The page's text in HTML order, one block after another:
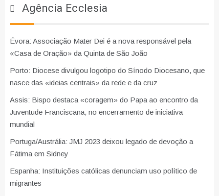
Agência Ecclesia
Évora: Associação Mater Dei é a nova responsável pela
«Casa de Oração» da Quinta de São João
Porto: Diocese divulgou logotipo do Sínodo Diocesano, que
nasce das «ideias centrais» da rede e da cruz
Assis: Bispo destaca «coragem» do Papa ao encontro da
Juventude Franciscana, no encerramento de iniciativa
mundial
Portuga/Austrália: JMJ 2023 deixou legado de devoção a
Fátima em Sidney
Espanha: Instituições católicas denunciam uso político de
migrantes